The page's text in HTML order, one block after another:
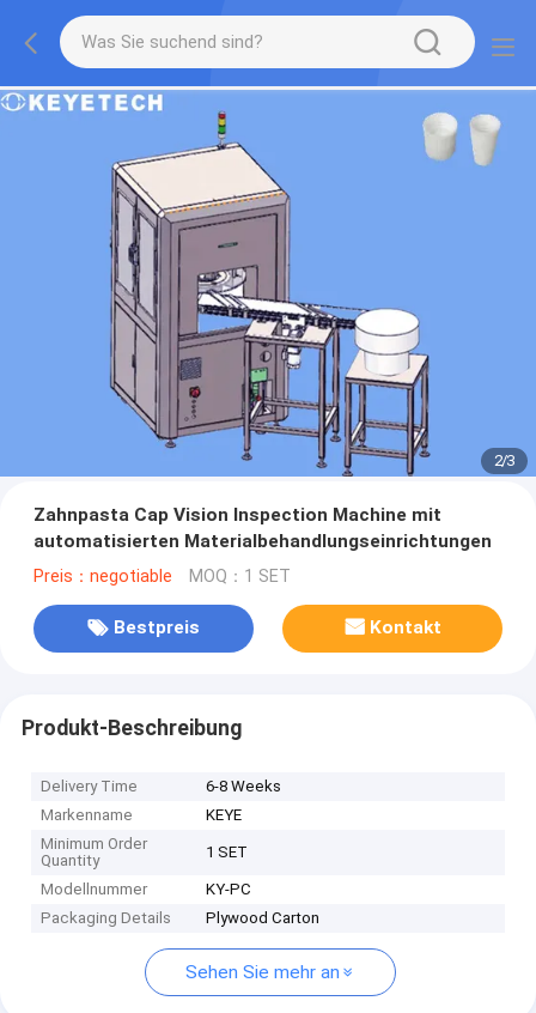
2/3
Zahnpasta Cap Vision Inspection Machine mit
automatisierten Materialbehandlungseinrichtungen
Preis：negotiable MOQ：1 SET
Bestpreis Kontakt
Produkt-Beschreibung
Delivery Time
6-8 Weeks
Markenname
KEYE
Minimum Order
Quantity
1 SET
Modellnummer
KY-PC
Packaging Details
Plywood Carton
Sehen Sie mehr an